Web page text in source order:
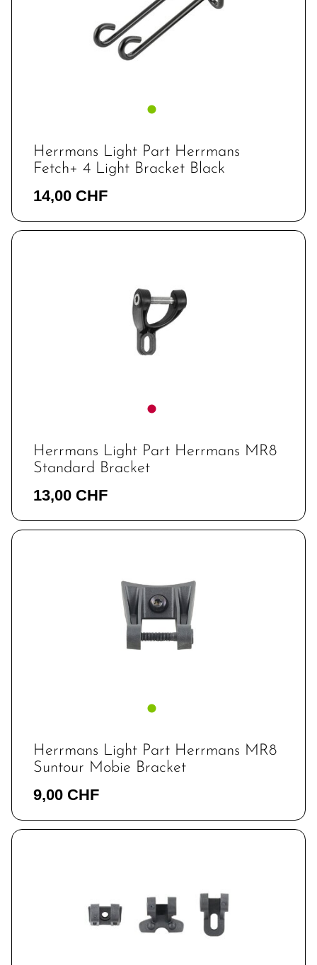
Herrmans Light Part Herrmans
Fetch+ 4 Light Bracket Black
14,00 CHF
Herrmans Light Part Herrmans MR8
Standard Bracket
13,00 CHF
Herrmans Light Part Herrmans MR8
Suntour Mobie Bracket
9,00 CHF